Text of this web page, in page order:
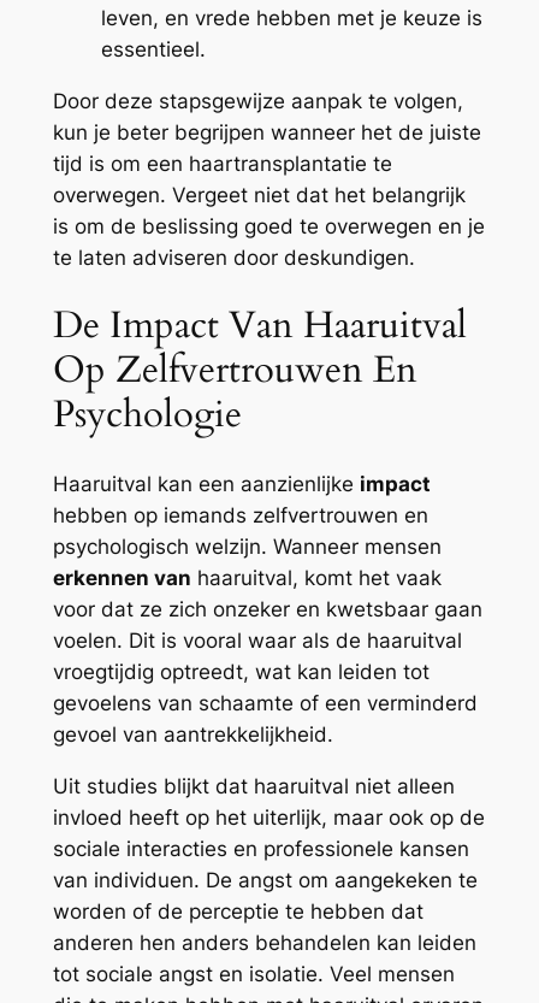
leven, en vrede hebben met je keuze is
essentieel.
Door deze stapsgewijze aanpak te volgen,
kun je beter begrijpen wanneer het de juiste
tijd is om een haartransplantatie te
overwegen. Vergeet niet dat het belangrijk
is om de beslissing goed te overwegen en je
te laten adviseren door deskundigen.
De Impact Van Haaruitval
Op Zelfvertrouwen En
Psychologie
Haaruitval kan een aanzienlijke impact
hebben op iemands zelfvertrouwen en
psychologisch welzijn. Wanneer mensen
erkennen van haaruitval, komt het vaak
voor dat ze zich onzeker en kwetsbaar gaan
voelen. Dit is vooral waar als de haaruitval
vroegtijdig optreedt, wat kan leiden tot
gevoelens van schaamte of een verminderd
gevoel van aantrekkelijkheid.
Uit studies blijkt dat haaruitval niet alleen
invloed heeft op het uiterlijk, maar ook op de
sociale interacties en professionele kansen
van individuen. De angst om aangekeken te
worden of de perceptie te hebben dat
anderen hen anders behandelen kan leiden
tot sociale angst en isolatie. Veel mensen